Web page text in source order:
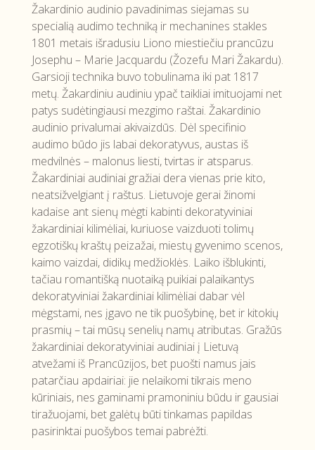
Žakardinio audinio pavadinimas siejamas su
specialią audimo techniką ir mechanines stakles
1801 metais išradusiu Liono miestiečiu prancūzu
Josephu – Marie Jacquardu (Žozefu Mari Žakardu).
Garsioji technika buvo tobulinama iki pat 1817
metų. Žakardiniu audiniu ypač taikliai imituojami net
patys sudėtingiausi mezgimo raštai. Žakardinio
audinio privalumai akivaizdūs. Dėl specifinio
audimo būdo jis labai dekoratyvus, austas iš
medvilnės – malonus liesti, tvirtas ir atsparus.
Žakardiniai audiniai gražiai dera vienas prie kito,
neatsižvelgiant į raštus. Lietuvoje gerai žinomi
kadaise ant sienų mėgti kabinti dekoratyviniai
žakardiniai kilimėliai, kuriuose vaizduoti tolimų
egzotiškų kraštų peizažai, miestų gyvenimo scenos,
kaimo vaizdai, didikų medžioklės. Laiko išblukinti,
tačiau romantišką nuotaiką puikiai palaikantys
dekoratyviniai žakardiniai kilimėliai dabar vėl
mėgstami, nes įgavo ne tik puošybinę, bet ir kitokių
prasmių – tai mūsų senelių namų atributas. Gražūs
žakardiniai dekoratyviniai audiniai į Lietuvą
atvežami iš Prancūzijos, bet puošti namus jais
patarčiau apdairiai: jie nelaikomi tikrais meno
kūriniais, nes gaminami pramoniniu būdu ir gausiai
tiražuojami, bet galėtų būti tinkamas papildas
pasirinktai puošybos temai pabrėžti.